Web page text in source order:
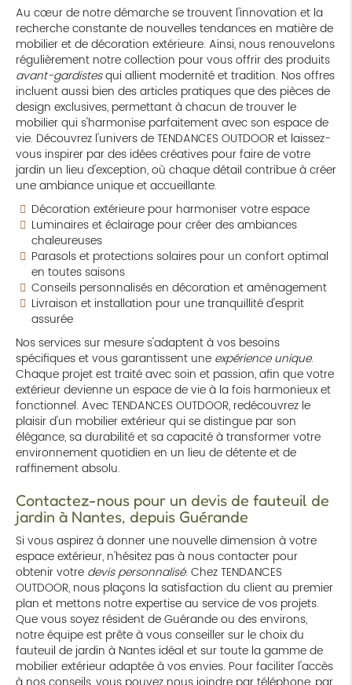
Au cœur de notre démarche se trouvent l'innovation et la
recherche constante de nouvelles tendances en matière de
mobilier et de décoration extérieure. Ainsi, nous renouvelons
régulièrement notre collection pour vous offrir des produits
avant-gardistesqui allient modernité et tradition. Nos offres
incluent aussi bien des articles pratiques que des pièces de
design exclusives, permettant à chacun de trouver le
mobilier qui s'harmonise parfaitement avec son espace de
vie. Découvrez l'univers de TENDANCES OUTDOOR et laissez-
vous inspirer par des idées créatives pour faire de votre
jardin un lieu d'exception, où chaque détail contribue à créer
une ambiance unique et accueillante.
Décoration extérieure pour harmoniser votre espace
Luminaires et éclairage pour créer des ambiances
chaleureuses
Parasols et protections solaires pour un confort optimal
en toutes saisons
Conseils personnalisés en décoration et aménagement
Livraison et installation pour une tranquillité d'esprit
assurée
Nos services sur mesure s'adaptent à vos besoins
spécifiques et vous garantissent une expérience unique.
Chaque projet est traité avec soin et passion, afin que votre
extérieur devienne un espace de vie à la fois harmonieux et
fonctionnel. Avec TENDANCES OUTDOOR, redécouvrez le
plaisir d'un mobilier extérieur qui se distingue par son
élégance, sa durabilité et sa capacité à transformer votre
environnement quotidien en un lieu de détente et de
raffinement absolu.
Contactez-nous pour un devis de fauteuil de
jardin à Nantes, depuis Guérande
Si vous aspirez à donner une nouvelle dimension à votre
espace extérieur, n'hésitez pas à nous contacter pour
obtenir votre devis personnalisé. Chez TENDANCES
OUTDOOR, nous plaçons la satisfaction du client au premier
plan et mettons notre expertise au service de vos projets.
Que vous soyez résident de Guérande ou des environs,
notre équipe est prête à vous conseiller sur le choix du
fauteuil de jardin à Nantes idéal et sur toute la gamme de
mobilier extérieur adaptée à vos envies. Pour faciliter l'accès